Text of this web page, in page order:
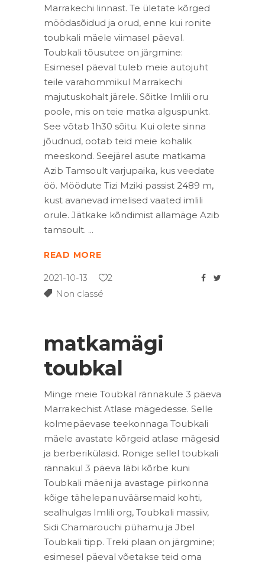
Marrakechi linnast. Te ületate kõrged
möödasõidud ja orud, enne kui ronite
toubkali mäele viimasel päeval.
Toubkali tõusutee on järgmine:
Esimesel päeval tuleb meie autojuht
teile varahommikul Marrakechi
majutuskohalt järele. Sõitke Imlili oru
poole, mis on teie matka alguspunkt.
See võtab 1h30 sõitu. Kui olete sinna
jõudnud, ootab teid meie kohalik
meeskond. Seejärel asute matkama
Azib Tamsoult varjupaika, kus veedate
öö. Möödute Tizi Mziki passist 2489 m,
kust avanevad imelised vaated imlili
orule. Jätkake kõndimist allamäge Azib
tamsoult.
READ MORE
2021-10-13
2
Non classé
matkamägi
toubkal
Minge meie Toubkal rännakule 3 päeva
Marrakechist Atlase mägedesse. Selle
kolmepäevase teekonnaga Toubkali
mäele avastate kõrgeid atlase mägesid
ja berberikülasid. Ronige sellel toubkali
rännakul 3 päeva läbi kõrbe kuni
Toubkali mäeni ja avastage piirkonna
kõige tähelepanuväärsemaid kohti,
sealhulgas Imlili org, Toubkali massiiv,
Sidi Chamarouchi pühamu ja Jbel
Toubkali tipp. Treki plaan on järgmine;
esimesel päeval võetakse teid oma